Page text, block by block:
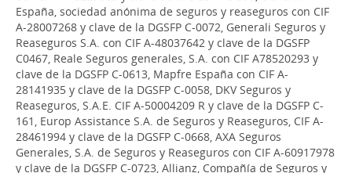
España, sociedad anónima de seguros y reaseguros con CIF
A-28007268 y clave de la DGSFP C-0072, Generali Seguros y
Reaseguros S.A. con CIF A-48037642 y clave de la DGSFP
C0467, Reale Seguros generales, S.A. con CIF A78520293 y
clave de la DGSFP C-0613, Mapfre España con CIF A-
28141935 y clave de la DGSFP C-0058, DKV Seguros y
Reaseguros, S.A.E. CIF A-50004209 R y clave de la DGSFP C-
161, Europ Assistance S.A. de Seguros y Reaseguros, CIF A-
28461994 y clave de la DGSFP C-0668, AXA Seguros
Generales, S.A. de Seguros y Reaseguros con CIF A-60917978
y clave de la DGSFP C-0723, Allianz, Compañía de Seguros y